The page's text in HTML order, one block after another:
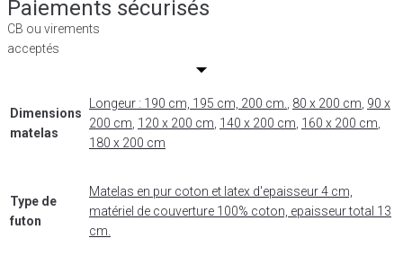
Paiements sécurisés
CB ou virements
acceptés
Dimensions
matelas
Longeur : 190 cm, 195 cm, 200 cm. 80 x 200 cm 90 x
200 cm 120 x 200 cm 140 x 200 cm 160 x 200 cm
180 x 200 cm
Type de
futon
Matelas en pur coton et latex d'epaisseur 4 cm,
matériel de couverture 100% coton, epaisseur total 13
cm.